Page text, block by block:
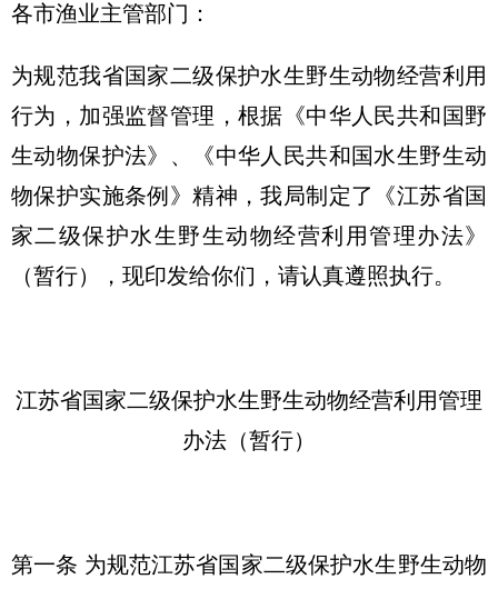
各市渔业主管部门：
为规范我省国家二级保护水生野生动物经营利用
行为，加强监督管理，根据《中华人民共和国野
生动物保护法》、《中华人民共和国水生野生动
物保护实施条例》精神，我局制定了《江苏省国
家二级保护水生野生动物经营利用管理办法》
（暂行），现印发给你们，请认真遵照执行。
江苏省国家二级保护水生野生动物经营利用管理
办法（暂行）
第一条 为规范江苏省国家二级保护水生野生动物